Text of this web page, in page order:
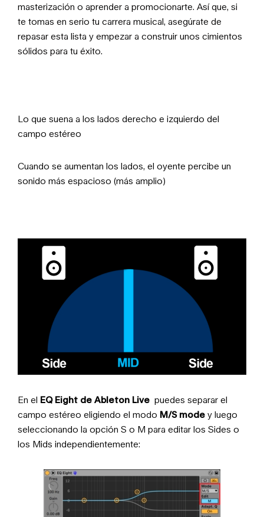
masterización o aprender a promocionarte. Así que, si
te tomas en serio tu carrera musical, asegúrate de
repasar esta lista y empezar a construir unos cimientos
sólidos para tu éxito.
Lo que suena a los lados derecho e izquierdo del
campo estéreo
Cuando se aumentan los lados, el oyente percibe un
sonido más espacioso (más amplio)
En el EQ Eight de Ableton Live puedes separar el
campo estéreo eligiendo el modo M/S mode y luego
seleccionando la opción S o M para editar los Sides o
los Mids independientemente: